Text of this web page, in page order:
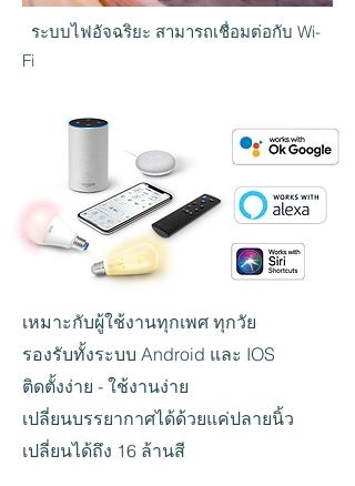
ระบบไฟอัจฉริยะ สามารถเชื่อมต่อกับ Wi-
Fi
เหมาะกับผู้ใช้งานทุกเพศ ทุกวัย
รองรับทั้งระบบ Android และ IOS
ติดตั้งง่าย - ใช้งานง่าย
เปลี่ยนบรรยากาศได้ด้วยแค่ปลายนิ้ว
เปลี่ยนได้ถึง 16 ล้านสี